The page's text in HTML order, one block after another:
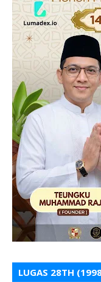
LUGAS 28TH